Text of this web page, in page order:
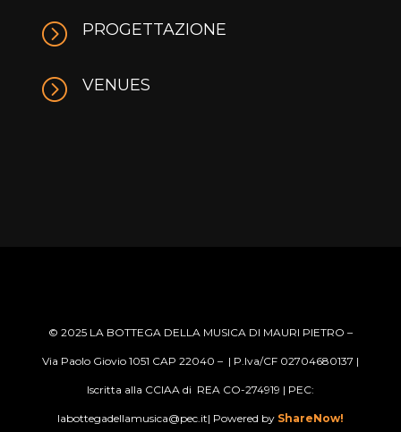
= PROGETTAZIONE
= VENUES
© 2025 LA BOTTEGA DELLA MUSICA DI MAURI PIETRO –
Via Paolo Giovio 1051 CAP 22040 – | P.Iva/CF 02704680137 |
Iscritta alla CCIAA di REA CO-274919 | PEC:
labottegadellamusica@pec.it| Powered by ShareNow!